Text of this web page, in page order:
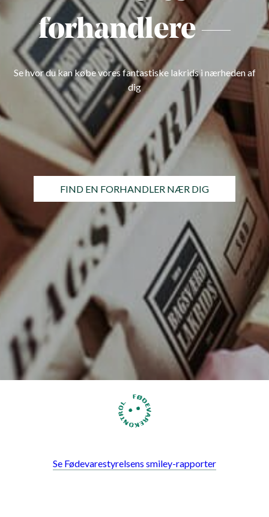
forhandlere —
Se hvor du kan købe vores fantastiske lakrids i nærheden af
dig
FIND EN FORHANDLER NÆR DIG
Se Fødevarestyrelsens smiley-rapporter